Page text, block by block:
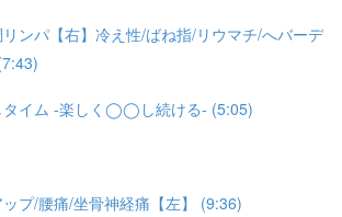
ンパ【右】冷え性/ばね指/リウマチ/へバーデ
タイム -楽しく◯◯し続ける- (5:05)
ップ/腰痛/坐骨神経痛【左】 (9:36)